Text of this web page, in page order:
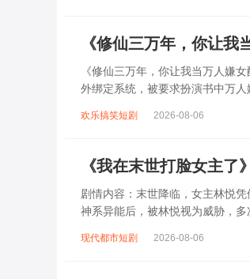
《修仙三万年，你让
《修仙三万年，你让我当万人嫌
外绑定系统，被要求扮演书中万
欢乐搞笑短剧 2026-08-06
《我在末世打脸女主
剧情内容：末世降临，女主林悦
神系异能后，被林悦视为威胁，
现代都市短剧 2026-08-06